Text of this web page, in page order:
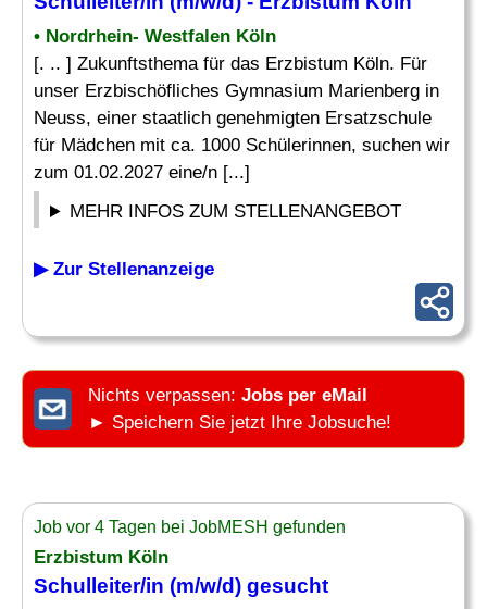
• Nordrhein- Westfalen Köln
[. .. ] Zukunftsthema für das Erzbistum Köln. Für
unser Erzbischöfliches Gymnasium Marienberg in
Neuss, einer staatlich genehmigten Ersatzschule
für Mädchen mit ca. 1000 Schülerinnen, suchen wir
zum 01.02.2027 eine/n [...]
MEHR INFOS ZUM STELLENANGEBOT
▶ Zur Stellenanzeige
Nichts verpassen: Jobs per eMail
► Speichern Sie jetzt Ihre Jobsuche!
Job vor 4 Tagen bei JobMESH gefunden
Erzbistum Köln
Schulleiter/in (m/w/d) gesucht